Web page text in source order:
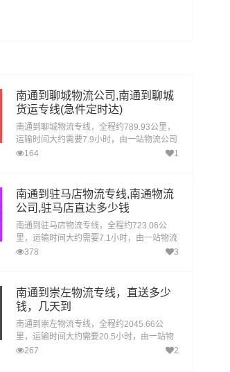
南通到聊城物流公司,南通到聊城
货运专线(急件定时达)
南通到聊城物流专线，全程约789.93公里，
运输时间大约需要7.9小时，由一站物流公司
提供直达不中转定时达运输服务，可送货至
贸易商以及个人提供高效、便捷、可靠的货
运解决方案。您只需一个电话其他交给我
们。
164 1
南通到驻马店物流专线,南通物流
公司,驻马店直达多少钱
南通到驻马店物流专线，全程约723.06公
里，运输时间大约需要7.1小时，由一站物流
公司提供直达不中转定时达运输服务，可送
新蔡县，为企业、工厂、贸易商以及个人提
供高效、便捷、可靠的货运解决方案。您只
需一个电话其他交给我们。
378 3
南通到崇左物流专线，直送多少
钱，几天到
南通到崇左物流专线，全程约2045.66公
里，运输时间大约需要20.5小时，由一站物
流公司提供直达不中转定时达运输服务，可
267 2